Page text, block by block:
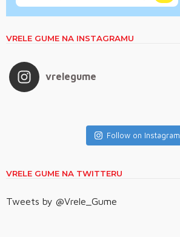
VRELE GUME NA INSTAGRAMU
vrelegume
Follow on Instagram
VRELE GUME NA TWITTERU
Tweets by @Vrele_Gume